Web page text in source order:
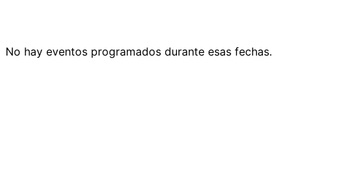
No hay eventos programados durante esas fechas.